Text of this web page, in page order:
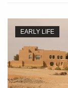
EARLY LIFE